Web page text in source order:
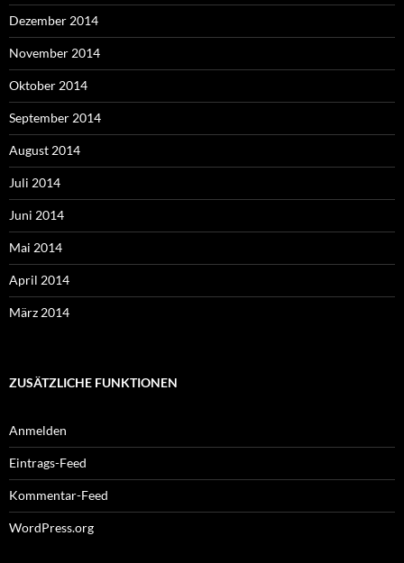
Dezember 2014
November 2014
Oktober 2014
September 2014
August 2014
Juli 2014
Juni 2014
Mai 2014
April 2014
März 2014
ZUSÄTZLICHE FUNKTIONEN
Anmelden
Eintrags-Feed
Kommentar-Feed
WordPress.org